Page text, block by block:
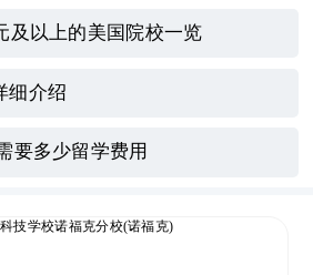
及以上的美国院校一览
细介绍
要多少留学费用